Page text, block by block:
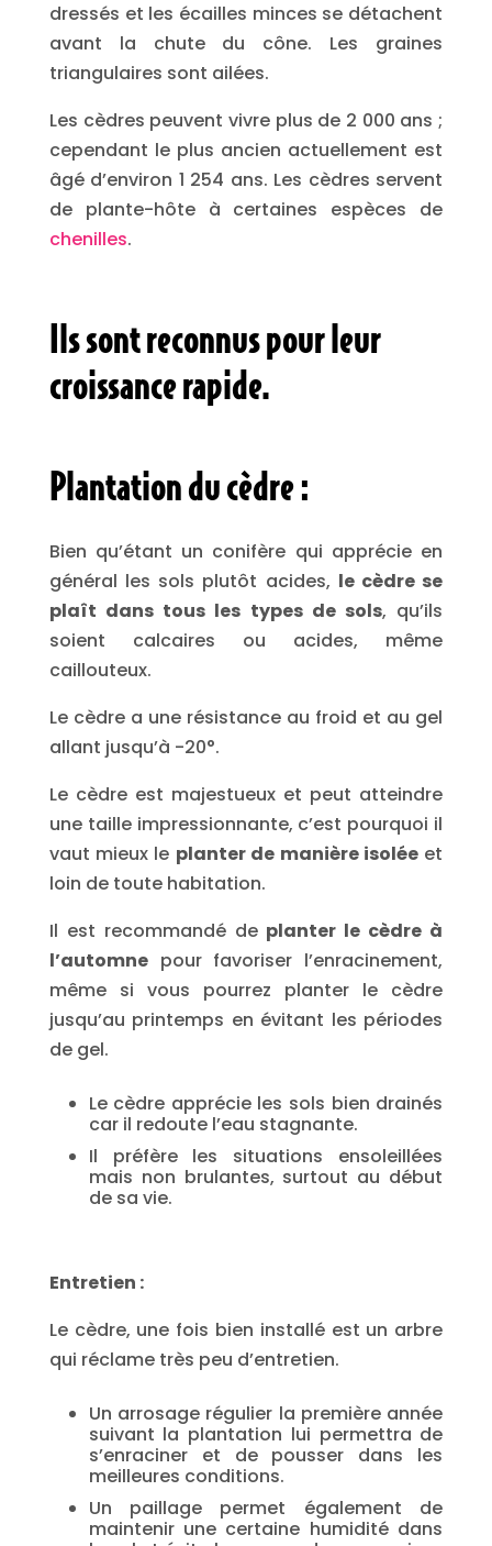
dressés et les écailles minces se détachent
avant la chute du cône. Les graines
triangulaires sont ailées.
Les cèdres peuvent vivre plus de 2 000 ans ;
cependant le plus ancien actuellement est
âgé d’environ 1 254 ans. Les cèdres servent
de plante-hôte à certaines espèces de
chenilles.
Ils sont reconnus pour leur
croissance rapide.
Plantation du cèdre :
Bien qu’étant un conifère qui apprécie en
général les sols plutôt acides, le cèdre se
plaît dans tous les types de sols, qu’ils
soient calcaires ou acides, même
caillouteux.
Le cèdre a une résistance au froid et au gel
allant jusqu’à -20°.
Le cèdre est majestueux et peut atteindre
une taille impressionnante, c’est pourquoi il
vaut mieux le planter de manière isoléeet
loin de toute habitation.
Il est recommandé de planter le cèdre à
l’automnepour favoriser l’enracinement,
même si vous pourrez planter le cèdre
jusqu’au printemps en évitant les périodes
de gel.
Le cèdre apprécie les sols bien drainés
car il redoute l’eau stagnante.
Il préfère les situations ensoleillées
mais non brulantes, surtout au début
de sa vie.
Entretien :
Le cèdre, une fois bien installé est un arbre
qui réclame très peu d’entretien.
Un arrosage régulier la première année
suivant la plantation lui permettra de
s’enraciner et de pousser dans les
meilleures conditions.
Un paillage permet également de
maintenir une certaine humidité dans